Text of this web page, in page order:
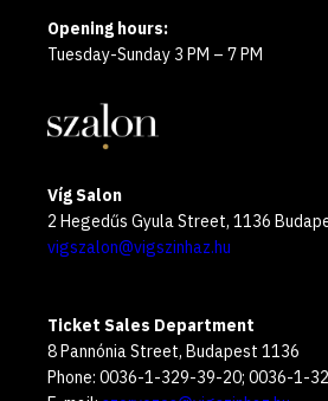
Opening hours:
Tuesday-Sunday 3 PM – 7 PM
Víg Salon
2 Hegedűs Gyula Street, 1136
vigszalon@vigszinhaz.hu
Ticket Sales Department
8 Pannónia Street, Budapest 1136
Phone: 0036-1-329-39-20; 0036-1-